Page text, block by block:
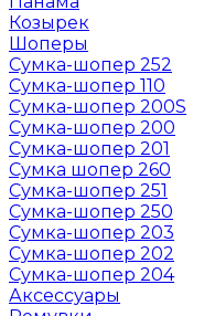
Козырек
Шоперы
Сумка-шопер 252
Сумка-шопер 110
Сумка-шопер 200S
Сумка-шопер 200
Сумка-шопер 201
Сумка шопер 260
Сумка-шопер 251
Сумка-шопер 250
Сумка-шопер 203
Сумка-шопер 202
Сумка-шопер 204
Аксессуары